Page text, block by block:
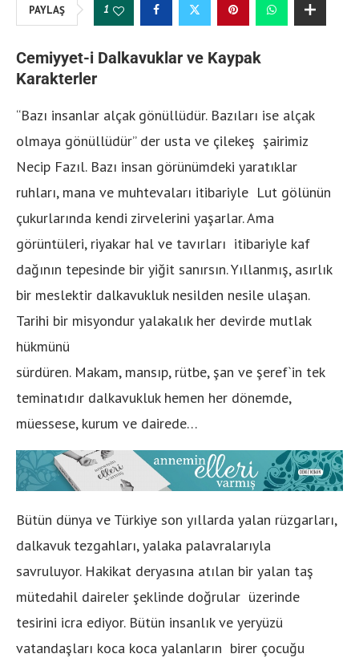
PAYLAŞ 1
Cemiyyet-i Dalkavuklar ve Kaypak
Karakterler
“Bazı insanlar alçak gönüllüdür. Bazıları ise alçak
olmaya gönüllüdür” der usta ve çilekeş şairimiz
Necip Fazıl. Bazı insan görünümdeki yaratıklar
ruhları, mana ve muhtevaları itibariyle Lut gölünün
çukurlarında kendi zirvelerini yaşarlar. Ama
görüntüleri, riyakar hal ve tavırları itibariyle kaf
dağının tepesinde bir yiğit sanırsın. Yıllanmış, asırlık
bir meslektir dalkavukluk nesilden nesile ulaşan.
Tarihi bir misyondur yalakalık her devirde mutlak
hükmünü
sürdüren. Makam, mansıp, rütbe, şan ve şeref`in tek
teminatıdır dalkavukluk hemen her dönemde,
müessese, kurum ve dairede…
Bütün dünya ve Türkiye son yıllarda yalan rüzgarları,
dalkavuk tezgahları, yalaka palavralarıyla
savruluyor. Hakikat deryasına atılan bir yalan taş
mütedahil daireler şeklinde doğrular üzerinde
tesirini icra ediyor. Bütün insanlık ve yeryüzü
vatandaşları koca koca yalanların birer çocuğu